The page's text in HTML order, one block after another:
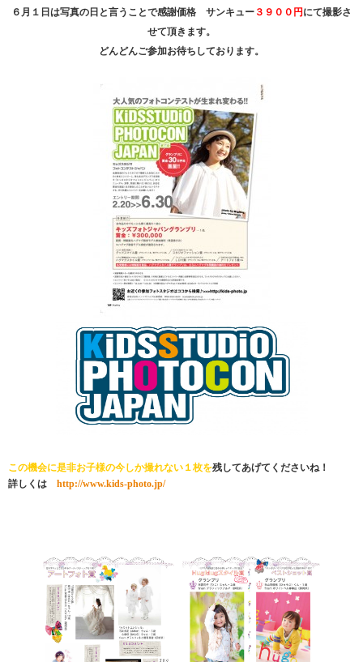
６月１日は写真の日と言うことで感謝価格 サンキュー ３９００円 にて撮影さ
せて頂きます。
どんどんご参加お待ちしております。
この機会に是非お子様の今しか撮れない１枚を残してあげてくださいね！
詳しくは http://www.kids-photo.jp/